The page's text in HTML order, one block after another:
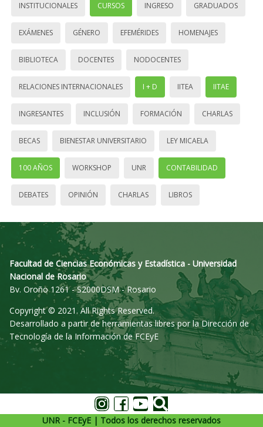
INSTITUCIONALES CURSOS INGRESO GRADUADOS
EXÁMENES GÉNERO EFEMÉRIDES HOMENAJES
BIBLIOTECA DOCENTES NODOCENTES
RELACIONES INTERNACIONALES I + D IITEA IITAE
INGRESANTES INCLUSIÓN FORMACIÓN CHARLAS
BECAS BIENESTAR UNIVERSITARIO LEY MICAELA
100 AÑOS WORKSHOP UNR CONTABILIDAD
DEBATES OPINIÓN CHARLAS LIBROS
Facultad de Ciencias Económicas y Estadística - Universidad
Nacional de Rosario
Bv. Oroño 1261 - S2000DSM - Rosario
Copyright © 2021. All Rights Reserved.
Desarrollado a partir de herramientas libres por la Dirección de
Tecnología de la Información de FCEyE
UNR - FCEyE | Todos los derechos reservados